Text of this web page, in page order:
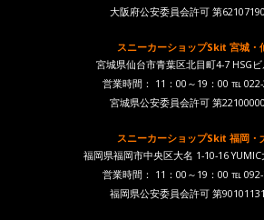
大阪府公安委員会許可 第
スニーカーショップSkit 宮城・
宮城県仙台市青葉区北目町4-7 HSGビ
営業時間： 11：00～19：00 ℡
宮城県公安委員会許可 第
スニーカーショップSkit 福岡・
福岡県福岡市中央区大名 1-10-16 YUMIC
営業時間： 11：00～19：00 ℡
福岡県公安委員会許可 第